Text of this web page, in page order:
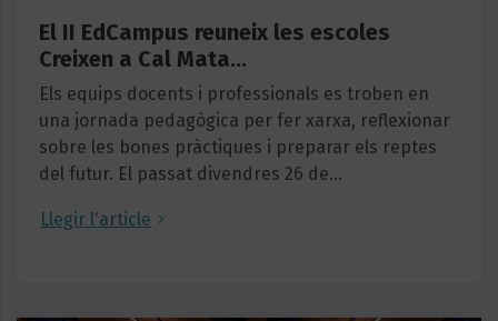
El II EdCampus reuneix les escoles
Creixen a Cal Mata…
Els equips docents i professionals es troben en
una jornada pedagògica per fer xarxa, reflexionar
sobre les bones pràctiques i preparar els reptes
del futur. El passat divendres 26 de…
Llegir l'article